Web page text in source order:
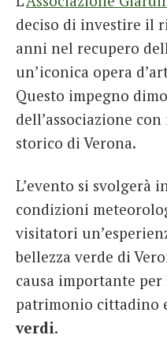
deciso di investire il
anni nel recupero
un’iconica opera
Questo impegno
dell’associazione
storico di Verona.
L’evento si svolgerà
condizioni
visitatori
bellezza verde di
causa importante
patrimonio cittadino
verdi.